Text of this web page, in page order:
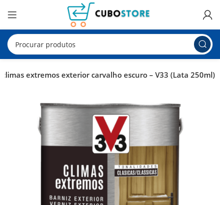
climas extremos exterior carvalho escuro – V33 (Lata 250ml)